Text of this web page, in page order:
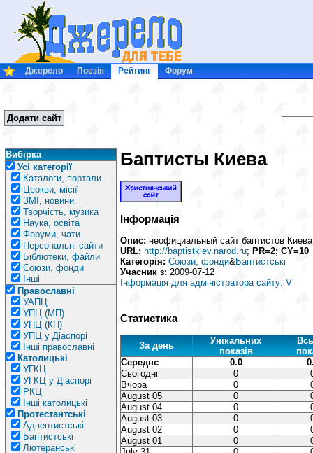
Джерело Поезія Рейтинг Форум
Додати сайт
Вибірка
Усі категорії
Каталоги, портали
Церкви, місії
ЗМІ, новини
Творчість, музика
Наука, освіта
Форуми, чати
Персональні сайти
Бібліотеки, файли
Союзи, фонди
Інші
Православні
УАПЦ
УПЦ (МП)
УПЦ (КП)
УПЦ у Діаспорі
Інші православні
Католицькі
УГКЦ
УГКЦ у Діаспорі
РКЦ
Інші католицькі
Протестантські
Адвентистські
Баптистські
Лютеранські
Баптисты Киева
Інформація
Опис: неофициальный сайт баптистов
URL: http://baptistkiev.narod.ru; PR=2; CY=10
Категорія: Союзи, фонди&Баптистські
Учасник з: 2009-07-12
Інформація для адміністратора сайту: V
Статистика
За день
Унікальних
показів
Середнє
0.0
Сьогодні
0
Вчора
0
August 05
0
August 04
0
August 03
0
August 02
0
August 01
0